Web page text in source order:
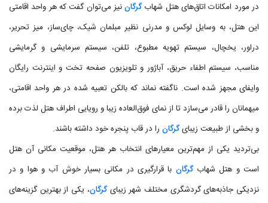
در مورد امکانات اتاق‌های هتل شهابگرگاننیز می‌توان گفت که هر واحد اقامتی
این هتل، به وسایل لوکس و مدرنی نظیر مبلمان شیک، چای‌ساز، میز تحریر،
دراور، یخچال، سیستم تهویه مطبوع، تلفن، سیستم سرمایشی و گرمایشی
مناسب، سیستم اطفاء حریق، آباژور و تلویزیون صفحه تخت و اینترنت رایگان
وایفای مجهز شده است. ناگفته نماند که بالکن تعبیه شده در هر واحد اقامتی،
میهمانان را قادر می‌سازد تا از نمای فوق‌العاده زیبا و رویایی اطراف هتل لذت برده
و بخشی از طبیعت زیبایگرگان را در قاب پنجره خود داشته باشند.
بی‌تردید یکی از مهم‌ترین معیارهای انتخاب هر هتل، موقعیت مکانی آن هتل
است و هتل شهابگرگان با قرارگیری در مکانی بسیار خوش آب و هوا و در
نزدیکی جاذبه‌های گردشگری مختلف شهر زیبایگرگان، یکی از بهترین گزینه‌های